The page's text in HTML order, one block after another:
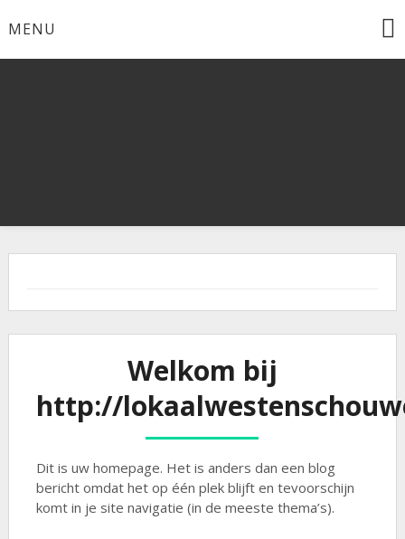
naar
MENU
Welkom bij
http://
Dit is uw homepage. Het is anders dan een blog
bericht omdat het op één plek blijft en tevoorschijn
komt in je site navigatie (in de meeste thema’s).